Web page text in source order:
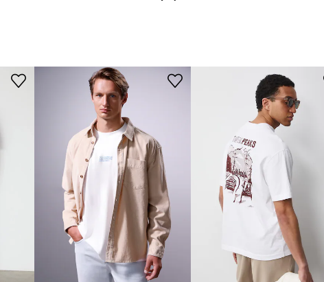
roku, prócz tego
tatuując nie tylko w
inspiracji są dla mnie
motywy oldschoolu,
ID Produktu